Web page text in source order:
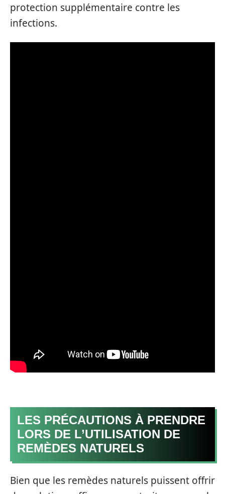
protection supplémentaire contre les
infections.
LES PRÉCAUTIONS À PRENDRE
LORS DE L’UTILISATION DE
REMÈDES NATURELS
Bien que les remèdes naturels puissent offrir